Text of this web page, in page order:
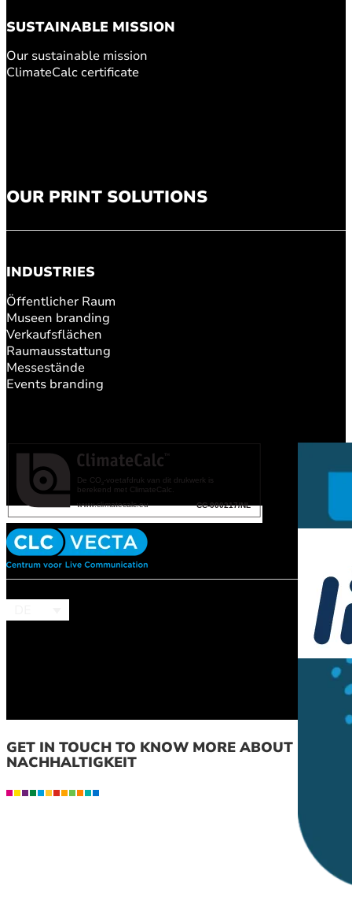
OUR PRINT SOLUTIONS
INDUSTRIES
Öffentlicher Raum
Museen branding
Verkaufsflächen
Raumausstattung
Messestände
Events branding
SUSTAINABLE MISSION
Our sustainable mission
ClimateCalc certificate
GET IN TOUCH TO KNOW MORE ABOUT
NACHHALTIGKEIT